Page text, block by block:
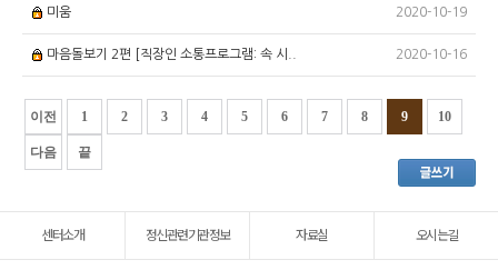
미움 2020-10-19
마음돌보기 2편 [직장인 소통프로그램: 속 시.. 2020-10-16
이전 1 2 3 4 5 6 7 8 9 10
다음 끝
센터소개 정신관련기관정보 자료실 오시는길